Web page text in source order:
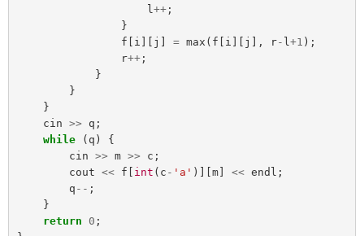
l++ ;
}
f
i j = max ( f i j ], r- l+1 );
r++ ;
}
}
}
cin >> q ;
while
( q )
{
cin >> m >> c ;
cout << f int ( c - 'a' )][ m << endl ;
q -- ;
}
return
0 ;